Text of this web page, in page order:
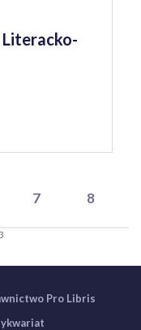
Literacko-
7 8
Pro Libris